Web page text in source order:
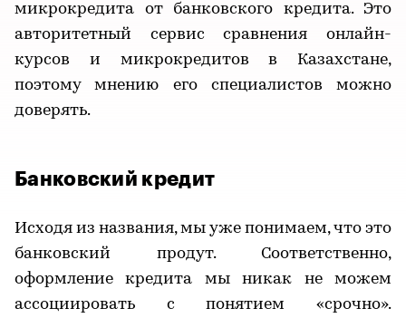
микрокредита от банковского кредита. Это
авторитетный сервис сравнения онлайн-
курсов и микрокредитов в Казахстане,
поэтому мнению его специалистов можно
доверять.
Банковский кредит
Исходя из названия, мы уже понимаем, что это
банковский продут. Соответственно,
оформление кредита мы никак не можем
ассоциировать с понятием «срочно».